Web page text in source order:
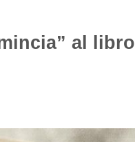
al libro